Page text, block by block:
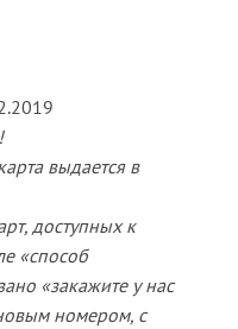
выдается в
доступных к
«способ
«закажите у нас
номером, с